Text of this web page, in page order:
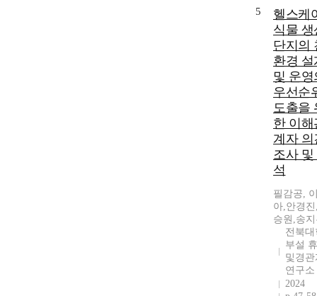
5
헬스케
식물 생
단지의
환경 설
및 운영
우선순
도출을
한 이해
계자 의
조사 및
석
필감공,
아,안경
승원,송
전북
부설
및경
연구소
2024